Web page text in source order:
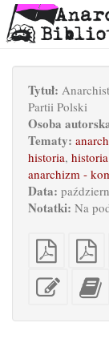
Tytuł:
Partii Polski
Osoba
Tematy:
historia,
anarchizm -
Data:
Notatki: Na
Czysty
PDF
Edytuj
ten